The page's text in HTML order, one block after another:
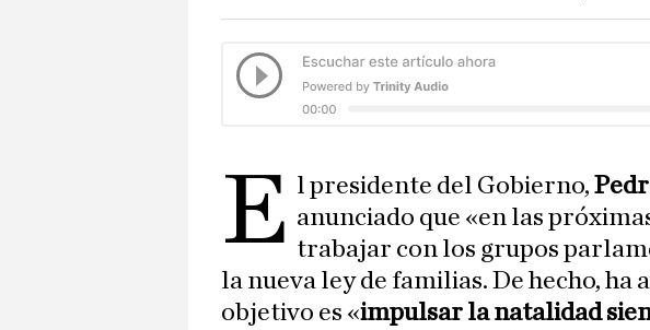
E l presidente del Gobierno,
anunciado que «en las
trabajar con los grupos
la nueva ley de familias. De hecho, ha
objetivo es «impulsar la natalidad